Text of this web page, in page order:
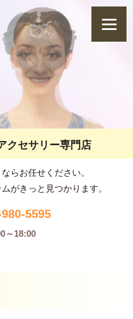
クセサリー専門店
らお任せください。
がきっと見つかります。
5595
～18:00